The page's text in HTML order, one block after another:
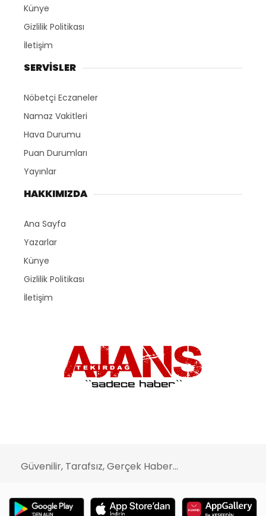
Künye
Gizlilik Politikası
İletişim
SERVİSLER
Nöbetçi Eczaneler
Namaz Vakitleri
Hava Durumu
Puan Durumları
Yayınlar
HAKKIMIZDA
Ana Sayfa
Yazarlar
Künye
Gizlilik Politikası
İletişim
Güvenilir, Tarafsız, Gerçek Haber...